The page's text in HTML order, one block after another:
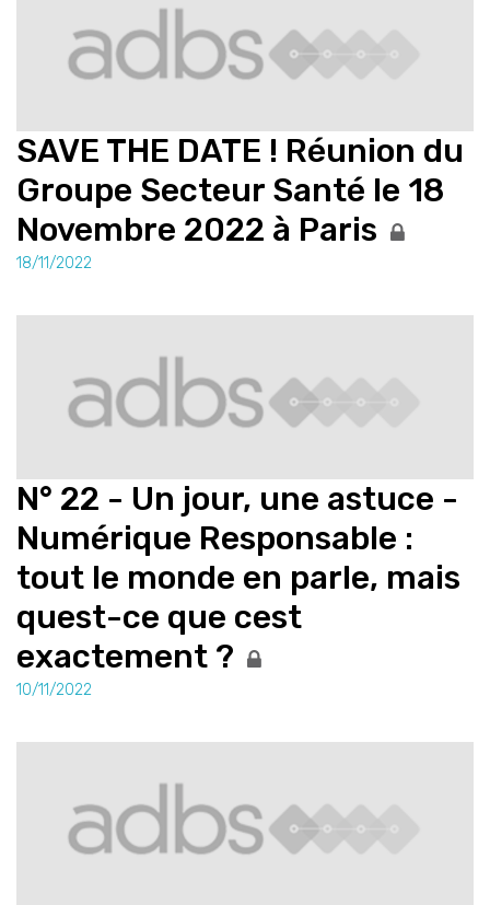
SAVE THE DATE ! Réunion du
Groupe Secteur Santé le 18
Novembre 2022 à Paris
18/11/2022
N° 22 - Un jour, une astuce -
Numérique Responsable :
tout le monde en parle, mais
quest-ce que cest
exactement ?
10/11/2022